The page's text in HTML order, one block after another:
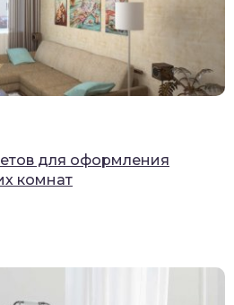
для оформления
комнат